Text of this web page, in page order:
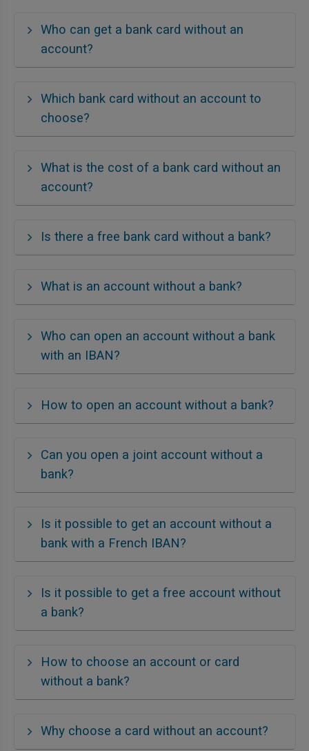
Who can get a bank card without an
account?
Which bank card without an account to
choose?
What is the cost of a bank card without an
account?
Is there a free bank card without a bank?
What is an account without a bank?
Who can open an account without a bank
with an IBAN?
How to open an account without a bank?
Can you open a joint account without a
bank?
Is it possible to get an account without a
bank with a French IBAN?
Is it possible to get a free account without
a bank?
How to choose an account or card
without a bank?
Why choose a card without an account?